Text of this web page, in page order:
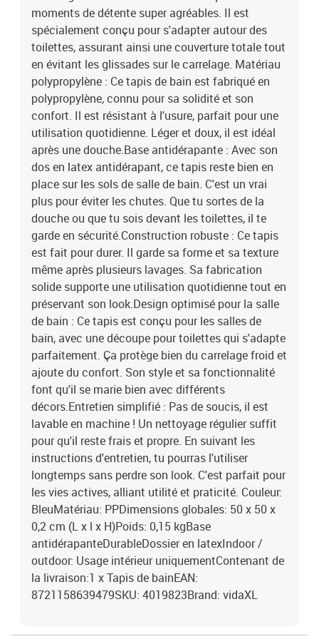
moments de détente super agréables. Il est
spécialement conçu pour s'adapter autour des
toilettes, assurant ainsi une couverture totale tout
en évitant les glissades sur le carrelage. Matériau
polypropylène : Ce tapis de bain est fabriqué en
polypropylène, connu pour sa solidité et son
confort. Il est résistant à l'usure, parfait pour une
utilisation quotidienne. Léger et doux, il est idéal
après une douche.Base antidérapante : Avec son
dos en latex antidérapant, ce tapis reste bien en
place sur les sols de salle de bain. C'est un vrai
plus pour éviter les chutes. Que tu sortes de la
douche ou que tu sois devant les toilettes, il te
garde en sécurité.Construction robuste : Ce tapis
est fait pour durer. Il garde sa forme et sa texture
même après plusieurs lavages. Sa fabrication
solide supporte une utilisation quotidienne tout en
préservant son look.Design optimisé pour la salle
de bain : Ce tapis est conçu pour les salles de
bain, avec une découpe pour toilettes qui s'adapte
parfaitement. Ça protège bien du carrelage froid et
ajoute du confort. Son style et sa fonctionnalité
font qu'il se marie bien avec différents
décors.Entretien simplifié : Pas de soucis, il est
lavable en machine ! Un nettoyage régulier suffit
pour qu'il reste frais et propre. En suivant les
instructions d'entretien, tu pourras l'utiliser
longtemps sans perdre son look. C'est parfait pour
les vies actives, alliant utilité et praticité. Couleur:
BleuMatériau: PPDimensions globales: 50 x 50 x
0,2 cm (L x l x H)Poids: 0,15 kgBase
antidérapanteDurableDossier en latexIndoor /
outdoor: Usage intérieur uniquementContenant de
la livraison:1 x Tapis de bainEAN:
8721158639479SKU: 4019823Brand: vidaXL